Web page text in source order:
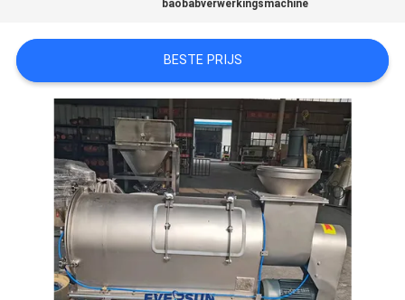
PRIVACYBELEID
baobabverwerkingsmachine
BESTE PRIJS